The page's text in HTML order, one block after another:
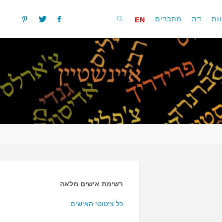
דת מחברים EN
רשימת אישים מלאה
כל ציטוטי האישים